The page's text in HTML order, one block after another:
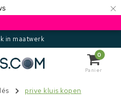
×
in maatwerk
0
Panier
prive kluis kopen